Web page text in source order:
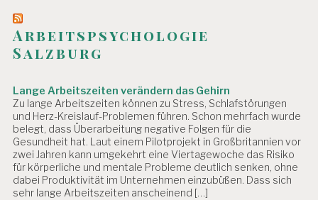
Arbeitspsychologie
Salzburg
Lange Arbeitszeiten verändern das Gehirn
Zu lange Arbeitszeiten können zu Stress, Schlafstörungen
und Herz-Kreislauf-Problemen führen. Schon mehrfach wurde
belegt, dass Überarbeitung negative Folgen für die
Gesundheit hat. Laut einem Pilotprojekt in Großbritannien vor
zwei Jahren kann umgekehrt eine Viertagewoche das Risiko
für körperliche und mentale Probleme deutlich senken, ohne
dabei Produktivität im Unternehmen einzubüßen. Dass sich
sehr lange Arbeitszeiten anscheinend […]